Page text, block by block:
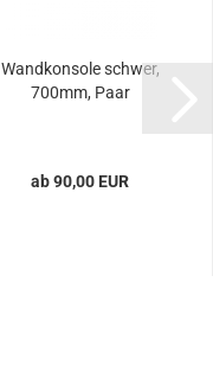
Wandkonsole schwer,
700mm, Paar
ab 90,00 EUR